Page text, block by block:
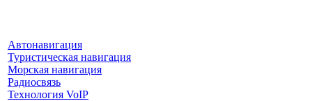
Автонавигация
Туристическая навигация
Морская навигация
Радиосвязь
Технология VoIP